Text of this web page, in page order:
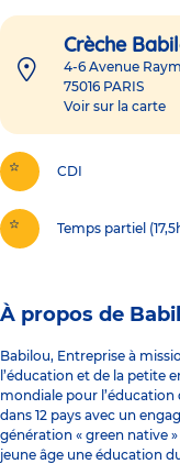
Crèche
4-6 Avenue
75016 PARIS
Voir sur la carte
CDI
Temps partiel
À propos de
Babilou, Entreprise à
l’éducation et de la petite
mondiale pour l’éducation
dans 12 pays avec un
génération « green native
jeune âge une éducation